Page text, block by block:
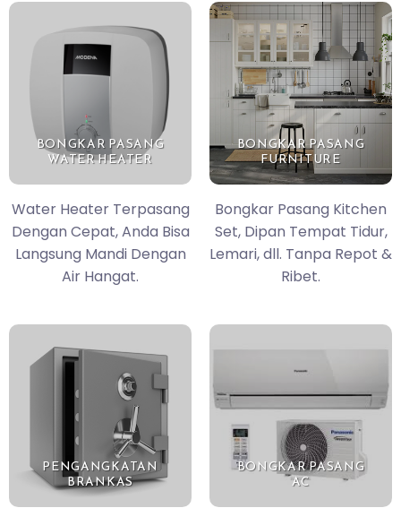
BONGKAR PASANG
WATER HEATER
Water Heater Terpasang
Dengan Cepat, Anda Bisa
Langsung Mandi Dengan
Air Hangat.
BONGKAR PASANG
FURNITURE
Bongkar Pasang Kitchen
Set, Dipan Tempat Tidur,
Lemari, dll. Tanpa Repot &
Ribet.
PENGANGKATAN
BRANKAS
BONGKAR PASANG
AC